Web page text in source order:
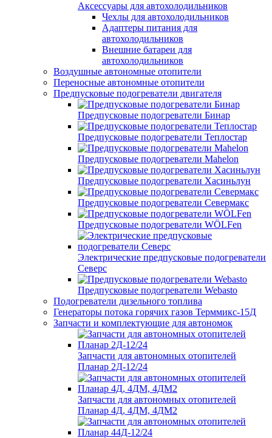
Аксессуары для автохолодильников
Чехлы для автохолодильников
Адаптеры питания для
автохолодильников
Внешние батареи для
автохолодильников
Воздушные автономные отопители
Переносные автономные отопители
Предпусковые подогреватели двигателя
Предпусковые подогреватели Бинар
Предпусковые подогреватели Теплостар
Предпусковые подогреватели Mahelon
Предпусковые подогреватели Хасиньлун
Предпусковые подогреватели Севермакс
Предпусковые подогреватели WÖLFen
Электрические предпусковые подогреватели
Северс
Предпусковые подогреватели Webasto
Подогреватели дизельного топлива
Генераторы потока горячих газов Терммикс-15Д
Запчасти и комплектующие для автономок
Запчасти для автономных отопителей
Планар 2Д-12/24
Запчасти для автономных отопителей
Планар 4Д, 4ДМ, 4ДМ2